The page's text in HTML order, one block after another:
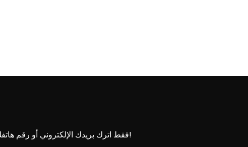
فقط اترك بريدك الإلكتروني أو رقم هاتفك في نموذج الاتصال حتى نتمكن من إرسال عرض أسعار مجاني لنا لمجموعة واسعة من التصاميم!